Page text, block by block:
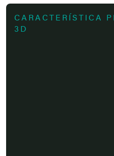
CARACTERÍSTICA
3D